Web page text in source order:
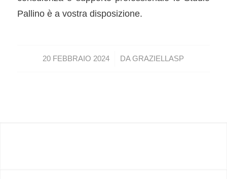
Pallino è a vostra disposizione.
20 FEBBRAIO 2024
/ DAGRAZIELLASP